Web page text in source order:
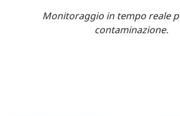
Monitoraggio in tempo reale
contaminazione.